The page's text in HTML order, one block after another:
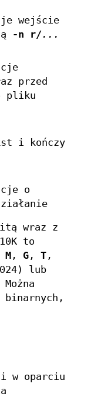
wejście
-n r/ ...
przed
pliku
i kończy
o
wraz z
to
M , G , T ,
lub
binarnych,
w oparciu